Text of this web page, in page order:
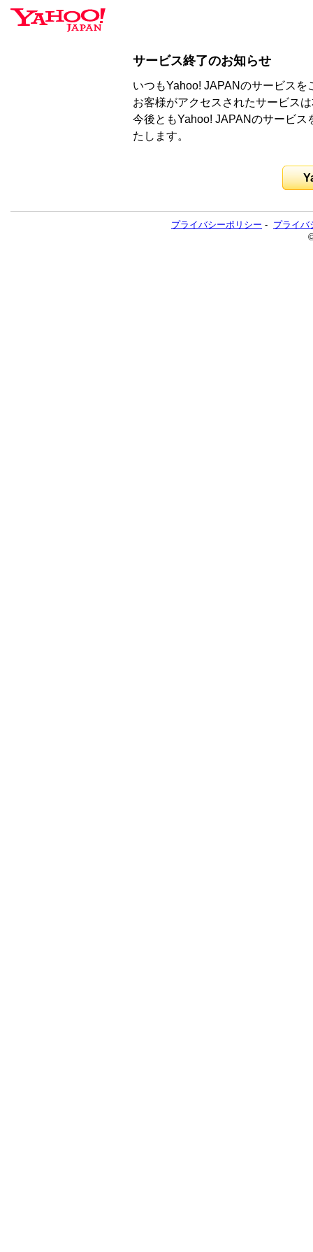
サービス終了のお知らせ
いつもYahoo! JAPANのサービス
お客様がアクセスされたサービス
今後ともYahoo! JAPANのサービ
たします。
プライバシーポリシー - プライバ